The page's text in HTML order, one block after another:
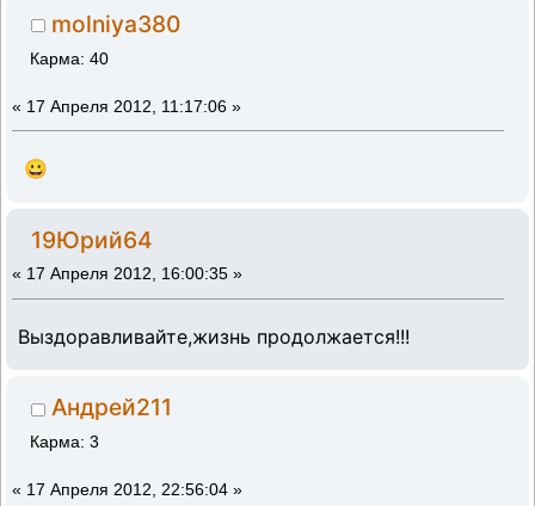
molniya380
Карма: 40
« 17 Апреля 2012, 11:17:06 »
😀
19Юрий64
« 17 Апреля 2012, 16:00:35 »
Выздоравливайте,жизнь продолжается!!!
Андрей211
Карма: 3
« 17 Апреля 2012, 22:56:04 »